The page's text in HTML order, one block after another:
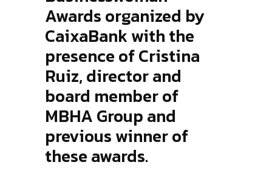
Awards organized by
CaixaBank with the
presence of Cristina
Ruiz, director and
board member of
MBHA Group and
previous winner of
these awards.